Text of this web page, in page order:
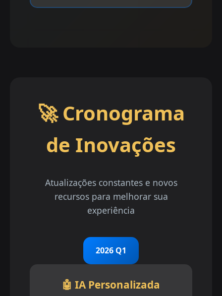
🚀 Cronograma
de Inovações
Atualizações constantes e novos
recursos para melhorar sua
experiência
2026 Q1
🤖 IA Personalizada